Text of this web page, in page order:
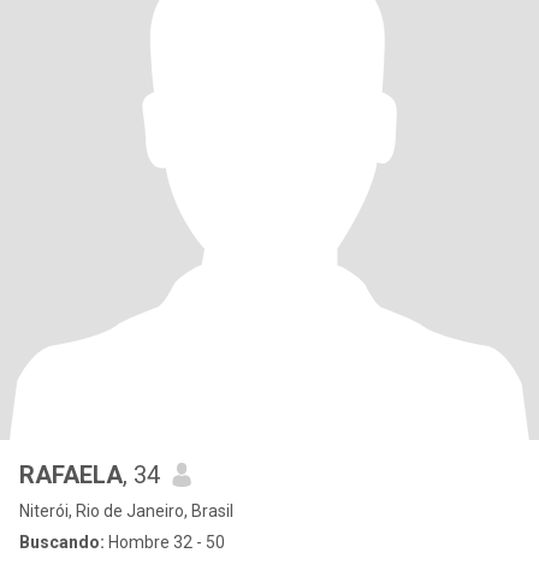
RAFAELA, 34
Niterói, Rio de Janeiro, Brasil
Buscando: Hombre 32 - 50